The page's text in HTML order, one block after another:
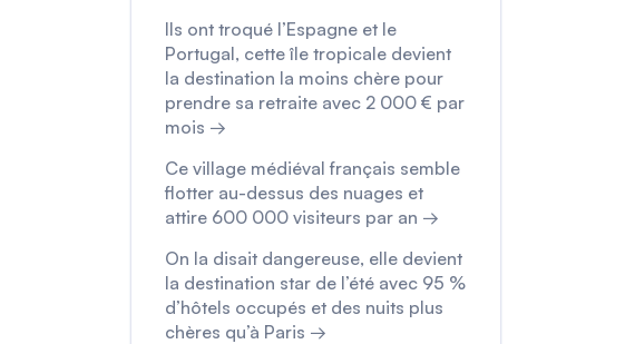
Ils ont troqué l’Espagne et le
Portugal, cette île tropicale devient
la destination la moins chère pour
prendre sa retraite avec 2 000 € par
mois →
Ce village médiéval français semble
flotter au-dessus des nuages et
attire 600 000 visiteurs par an →
On la disait dangereuse, elle devient
la destination star de l’été avec 95 %
d’hôtels occupés et des nuits plus
chères qu’à Paris →